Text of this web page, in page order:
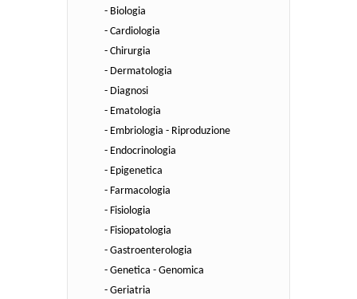
- Biologia
- Cardiologia
- Chirurgia
- Dermatologia
- Diagnosi
- Ematologia
- Embriologia - Riproduzione
- Endocrinologia
- Epigenetica
- Farmacologia
- Fisiologia
- Fisiopatologia
- Gastroenterologia
- Genetica - Genomica
- Geriatria